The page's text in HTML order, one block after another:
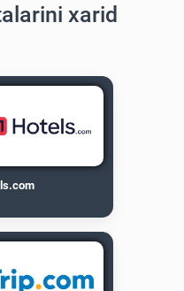
xarid